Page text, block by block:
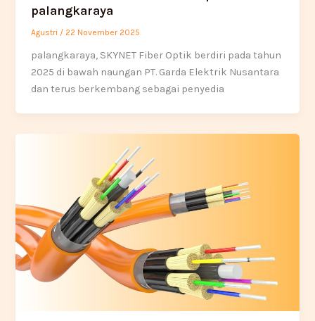
palangkaraya
Agustri / 22 November 2025
palangkaraya, SKYNET Fiber Optik berdiri pada tahun
2025 di bawah naungan PT. Garda Elektrik Nusantara
dan terus berkembang sebagai penyedia